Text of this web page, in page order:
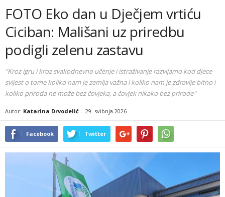
FOTO Eko dan u Dječjem vrtiću
Ciciban: Mališani uz priredbu
podigli zelenu zastavu
"Kroz igru i kroz svakodnevno učenje i istraživanje razvijamo kod djece
svijest o tome koliko nam je zemlja važna i koliko nam je zdravlje bitno i
koliko priroda ne može bez čovjeka, a čovjek nikako bez prirode"
Autor: Katarina Drvodelić - 29. svibnja 2026
Facebook Twitter